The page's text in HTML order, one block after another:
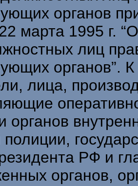
органов
марта 1995 г.
лиц
органов”.
лица,
органов
полиции,
РФ и
органов,